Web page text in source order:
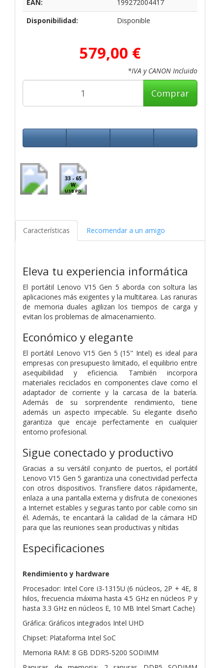
EAN:
199272004417
Disponibilidad:
Disponible
579,00 €
*IVA y CANON Incluido
Comprar
33 - 65
W
USB PD
Características Recomendar a un amigo
Eleva tu experiencia informática
El portátil Lenovo V15 Gen 5 aborda con soltura las
aplicaciones más exigentes y la multitarea. Las ranuras
de memoria duales agilizan los tiempos de carga y
evitan los problemas de almacenamiento.
Económico y elegante
El portátil Lenovo V15 Gen 5 (15" Intel) es ideal para
empresas con presupuesto limitado, el equilibrio entre
asequibilidad y eficiencia. También incorpora
materiales reciclados en componentes clave como el
adaptador de corriente y la carcasa de la batería.
Además de su sorprendente rendimiento, tiene
además un aspecto impecable. Su elegante diseño
garantiza que encaje perfectamente en cualquier
entorno profesional.
Sigue conectado y productivo
Gracias a su versátil conjunto de puertos, el portátil
Lenovo V15 Gen 5 garantiza una conectividad perfecta
con otros dispositivos. Transfiere datos rápidamente,
enlaza a una pantalla externa y disfruta de conexiones
a Internet estables y seguras tanto por cable como sin
él. Además, te encantará la calidad de la cámara HD
para que las reuniones sean productivas y nítidas
Especificaciones
Rendimiento y hardware
Procesador: Intel Core i3-1315U (6 núcleos, 2P + 4E, 8
hilos, frecuencia máxima hasta 4.5 GHz en núcleos P y
hasta 3.3 GHz en núcleos E, 10 MB Intel Smart Cache)
Gráfica: Gráficos integrados Intel UHD
Chipset: Plataforma Intel SoC
Memoria RAM: 8 GB DDR5-5200 SODIMM